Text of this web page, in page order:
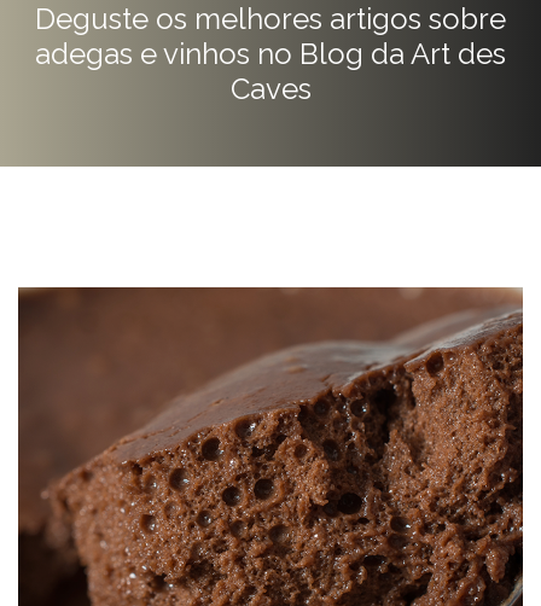
Deguste os melhores artigos sobre
adegas e vinhos no Blog da Art des
Caves